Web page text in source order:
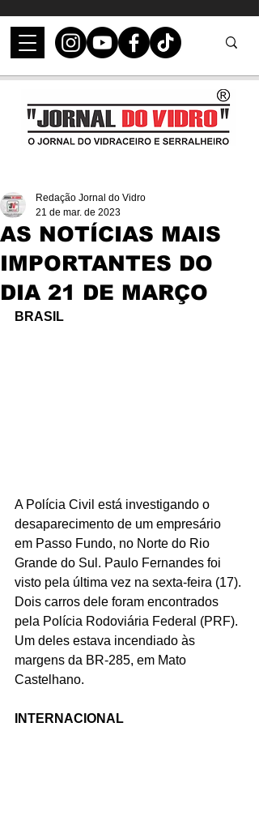
AS NOTÍCIAS MAIS
IMPORTANTES DO
DIA 21 DE MARÇO
Redação Jornal do Vidro
21 de mar. de 2023
BRASIL
A Polícia Civil está investigando o
desaparecimento de um empresário
em Passo Fundo, no Norte do Rio
Grande do Sul. Paulo Fernandes foi
visto pela última vez na sexta-feira (17).
Dois carros dele foram encontrados
pela Polícia Rodoviária Federal (PRF).
Um deles estava incendiado às
margens da BR-285, em Mato
Castelhano.
INTERNACIONAL